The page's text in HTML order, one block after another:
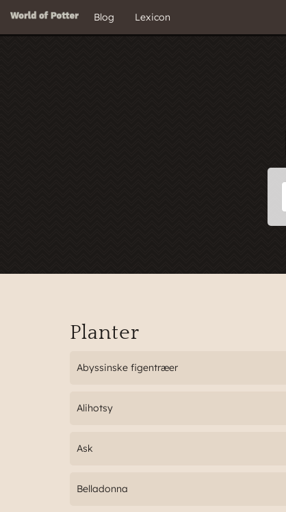
Blog Lexicon
Planter
Abyssinske figentræer
Alihotsy
Ask
Belladonna